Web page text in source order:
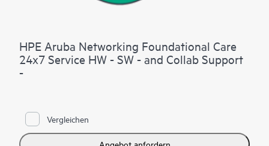
HPE Aruba Networking Foundational Care
24x7 Service HW - SW - and Collab Support
-
Vergleichen
Angebot anfordern